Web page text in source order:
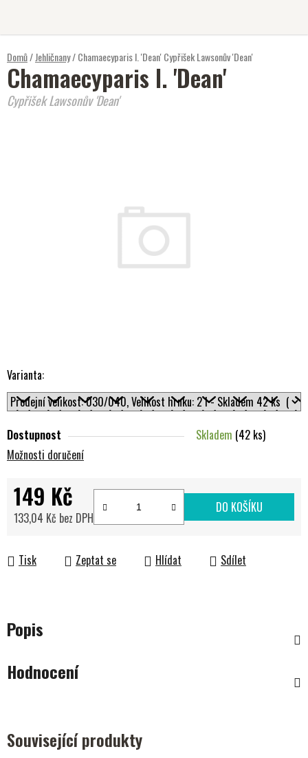
Domů/Jehličnany/Chamaecyparis l. 'Dean'Cypřišek Lawsonův 'Dean'
Varianta:
Dostupnost Skladem (42 ks)
Možnosti doručení
149 Kč
133,04 Kč bez DPH
DO KOŠÍKU
Tisk Zeptat se Hlídat Sdílet
Chamaecyparis l. 'Dean'
Cypřišek Lawsonův 'Dean'
Popis
Hodnocení
Související produkty